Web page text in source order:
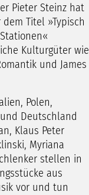
Pieter Steinz hat
Titel »Typisch
Kulturgüter wie
und James
Polen,
Deutschland
Klaus Peter
Myriana
stellen in
aus
vor und tun